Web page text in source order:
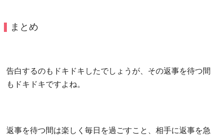
まとめ
告白するのもドキドキしたでしょうが、その返事を待つ間
もドキドキですよね。
返事を待つ間は楽しく毎日を過ごすこと、相手に返事を急